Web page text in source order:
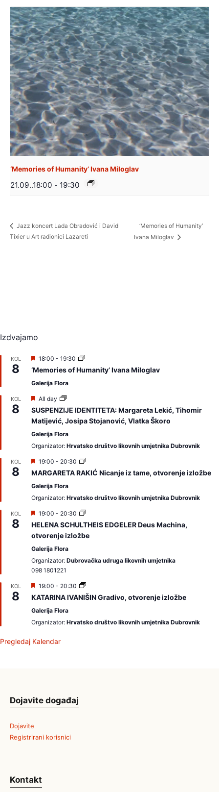
‘Memories of Humanity’ Ivana Miloglav
21.09..18:00 - 19:30
Jazz koncert Lada Obradović i David
Tixier u Art radionici Lazareti
‘Memories of Humanity’
Ivana Miloglav
Izdvajamo
KOL
8
I
z
d
v
m
o
18:00 - 19:30
‘Memories of Humanity’ Ivana Miloglav
Galerija Flora
KOL
8
I
z
d
v
j
a
o
All day
SUSPENZIJE IDENTITETA: Margareta Lekić, Tihomir
Matijević, Josipa Stojanović, Vlatka Škoro
Galerija Flora
Organizator: Hrvatsko društvo likovnih umjetnika Dubrovnik
KOL
8
I
z
d
v
j
m
o
19:00 - 20:30
MARGARETA RAKIĆ Nicanje iz tame, otvorenje izložbe
Galerija Flora
Organizator: Hrvatsko društvo likovnih umjetnika Dubrovnik
KOL
8
I
z
d
v
j
a
m
19:00 - 20:30
HELENA SCHULTHEIS EDGELER Deus Machina,
otvorenje izložbe
Galerija Flora
Organizator: Dubrovačka udruga likovnih umjetnika
098 1801221
KOL
8
I
z
d
v
j
m
19:00 - 20:30
KATARINA IVANIŠIN Gradivo, otvorenje izložbe
Galerija Flora
Organizator: Hrvatsko društvo likovnih umjetnika Dubrovnik
Pregledaj Kalendar
Dojavite događaj
Dojavite
Registrirani korisnici
Kontakt